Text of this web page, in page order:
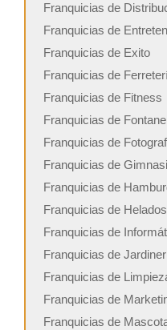
Franquicias de
Franquicias de
Franquicias de Exito
Franquicias de
Franquicias de Fitness
Franquicias de
Franquicias de
Franquicias de
Franquicias de
Franquicias de Helados
Franquicias de
Franquicias de
Franquicias de
Franquicias de
Franquicias de